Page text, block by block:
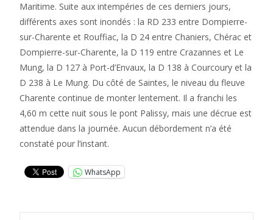
Maritime. Suite aux intempéries de ces derniers jours,
différents axes sont inondés : la RD 233 entre Dompierre-
sur-Charente et Rouffiac, la D 24 entre Chaniers, Chérac et
Dompierre-sur-Charente, la D 119 entre Crazannes et Le
Mung, la D 127 à Port-d’Envaux, la D 138 à Courcoury et la
D 238 à Le Mung. Du côté de Saintes, le niveau du fleuve
Charente continue de monter lentement. Il a franchi les
4,60 m cette nuit sous le pont Palissy, mais une décrue est
attendue dans la journée. Aucun débordement n’a été
constaté pour l’instant.
WhatsApp